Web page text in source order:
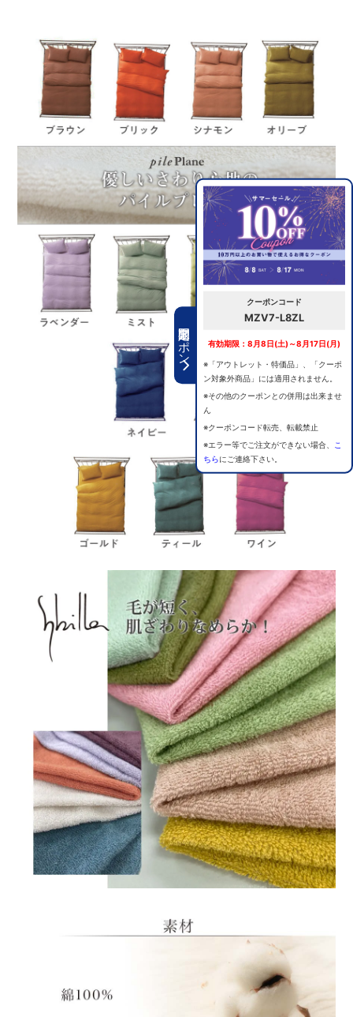
期間限定クーポン
クーポンコード
MZV7-L8ZL
有効期限：8月8日(土)～8月17日(月)
※「アウトレット・特価品」、「クーポ
ン対象外商品」には適用されません。
※その他のクーポンとの併用は出来ませ
ん
※クーポンコード転売、転載禁止
※エラー等でご注文ができない場合、
こ
ちらにご連絡下さい。